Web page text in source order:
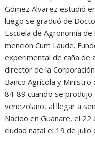
Gómez Alvarez estudió
luego se graduó de
Escuela de Agronomía
mención Cum Laude.
experimental de caña de
director de la
Banco Agrícola y
84-89 cuando se produjo
venezolano, al llegar a
Nacido en Guanare, el
ciudad natal el 19 de